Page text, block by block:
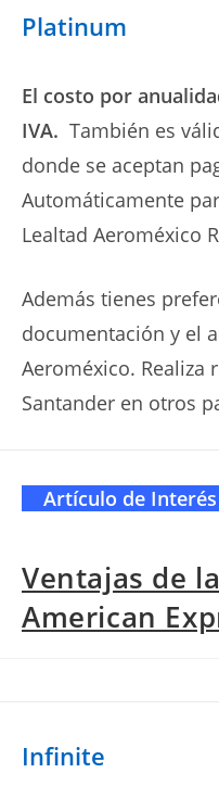
Platinum
El costo por
IVA. También es
donde se aceptan
Automáticamente
Lealtad Aeroméxico
Además tienes
documentación y el
Aeroméxico. Realiza
Santander en otros
Artículo de
Ventajas de
American
Infinite